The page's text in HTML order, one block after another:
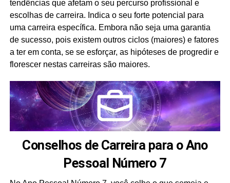
tendências que afetam o seu percurso profissional e
escolhas de carreira. Indica o seu forte potencial para
uma carreira específica. Embora não seja uma garantia
de sucesso, pois existem outros ciclos (maiores) e fatores
a ter em conta, se se esforçar, as hipóteses de progredir e
florescer nestas carreiras são maiores.
Conselhos de Carreira para o Ano
Pessoal Número 7